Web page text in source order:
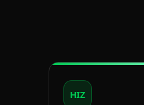
HIZ